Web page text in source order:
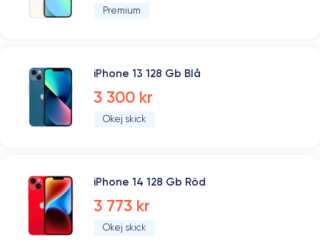
Premium
iPhone 13 128 Gb Blå
3 300 kr
Okej skick
iPhone 14 128 Gb Röd
3 773 kr
Okej skick